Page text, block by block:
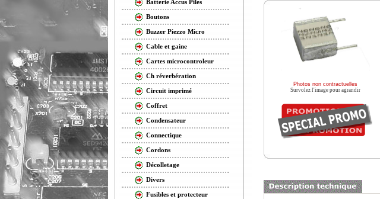
Batterie Accus Piles
Boutons
Buzzer Piezzo Micro
Cable et gaine
Cartes microcontroleur
Ch réverbération
Circuit imprimé
Coffret
Condensateur
Connectique
Cordons
Décolletage
Divers
Fusibles et protecteur
Photos non contractuelles
Survolez l'image pour agrandir